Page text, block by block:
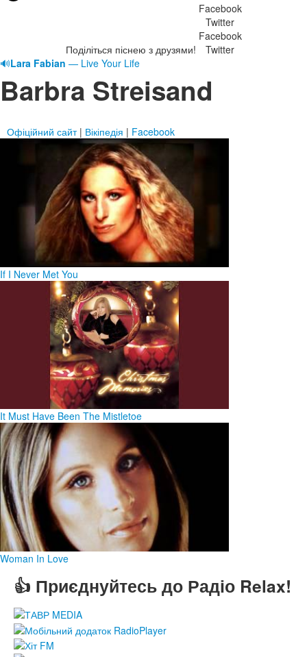
Поділіться піснею з друзями!
Facebook
Twitter
Facebook
Twitter
🔊Lara Fabian — Live Your Life
Barbra Streisand
Офіційний сайт| Вікіпедія | Facebook
If I Never Met You
It Must Have Been The Mistletoe
Woman In Love
👍 Приєднуйтесь до Радіо Relax!